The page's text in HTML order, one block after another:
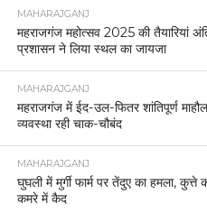
MAHARAJGANJ
महराजगंज महोत्सव 2025 की तैयारियां
प्रशासन ने लिया स्थल का जायजा
MAHARAJGANJ
महराजगंज में ईद-उल-फितर शांतिपूर्ण
व्यवस्था रही चाक-चौबंद
MAHARAJGANJ
घुघली में मुर्गी फार्म पर तेंदुए का हमला, कुत्ते
कमरे में कैद